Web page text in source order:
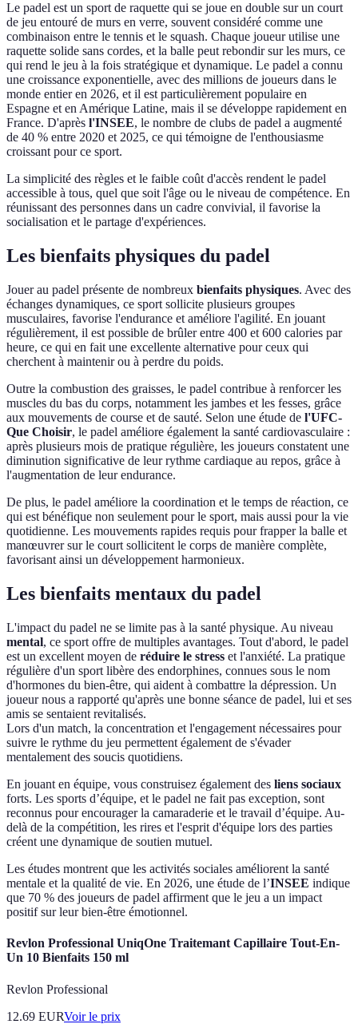
Le padel est un sport de raquette qui se joue en double sur un court
de jeu entouré de murs en verre, souvent considéré comme une
combinaison entre le tennis et le squash. Chaque joueur utilise une
raquette solide sans cordes, et la balle peut rebondir sur les murs, ce
qui rend le jeu à la fois stratégique et dynamique. Le padel a connu
une croissance exponentielle, avec des millions de joueurs dans le
monde entier en 2026, et il est particulièrement populaire en
Espagne et en Amérique Latine, mais il se développe rapidement en
France. D'après l'INSEE, le nombre de clubs de padel a augmenté
de 40 % entre 2020 et 2025, ce qui témoigne de l'enthousiasme
croissant pour ce sport.
La simplicité des règles et le faible coût d'accès rendent le padel
accessible à tous, quel que soit l'âge ou le niveau de compétence. En
réunissant des personnes dans un cadre convivial, il favorise la
socialisation et le partage d'expériences.
Les bienfaits physiques du padel
Jouer au padel présente de nombreux bienfaits physiques. Avec des
échanges dynamiques, ce sport sollicite plusieurs groupes
musculaires, favorise l'endurance et améliore l'agilité. En jouant
régulièrement, il est possible de brûler entre 400 et 600 calories par
heure, ce qui en fait une excellente alternative pour ceux qui
cherchent à maintenir ou à perdre du poids.
Outre la combustion des graisses, le padel contribue à renforcer les
muscles du bas du corps, notamment les jambes et les fesses, grâce
aux mouvements de course et de sauté. Selon une étude de l'UFC-
Que Choisir, le padel améliore également la santé cardiovasculaire :
après plusieurs mois de pratique régulière, les joueurs constatent une
diminution significative de leur rythme cardiaque au repos, grâce à
l'augmentation de leur endurance.
De plus, le padel améliore la coordination et le temps de réaction, ce
qui est bénéfique non seulement pour le sport, mais aussi pour la vie
quotidienne. Les mouvements rapides requis pour frapper la balle et
manœuvrer sur le court sollicitent le corps de manière complète,
favorisant ainsi un développement harmonieux.
Les bienfaits mentaux du padel
L'impact du padel ne se limite pas à la santé physique. Au niveau
mental, ce sport offre de multiples avantages. Tout d'abord, le padel
est un excellent moyen de réduire le stress et l'anxiété. La pratique
régulière d'un sport libère des endorphines, connues sous le nom
d'hormones du bien-être, qui aident à combattre la dépression. Un
joueur nous a rapporté qu'après une bonne séance de padel, lui et ses
amis se sentaient revitalisés.
Lors d'un match, la concentration et l'engagement nécessaires pour
suivre le rythme du jeu permettent également de s'évader
mentalement des soucis quotidiens.
En jouant en équipe, vous construisez également des liens sociaux
forts. Les sports d’équipe, et le padel ne fait pas exception, sont
reconnus pour encourager la camaraderie et le travail d’équipe. Au-
delà de la compétition, les rires et l'esprit d'équipe lors des parties
créent une dynamique de soutien mutuel.
Les études montrent que les activités sociales améliorent la santé
mentale et la qualité de vie. En 2026, une étude de l’INSEE indique
que 70 % des joueurs de padel affirment que le jeu a un impact
positif sur leur bien-être émotionnel.
Revlon Professional UniqOne Traitemant Capillaire Tout-En-
Un 10 Bienfaits 150 ml
Revlon Professional
12.69 EURVoir le prix